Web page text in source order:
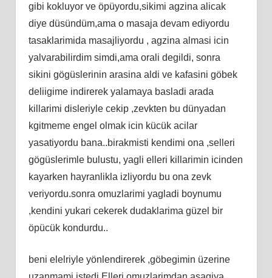
gibi kokluyor ve öpüyordu,sikimi agzina alicak
diye düsündüm,ama o masaja devam ediyordu
tasaklarimida masajliyordu , agzina almasi icin
yalvarabilirdim simdi,ama orali degildi, sonra
sikini gögüslerinin arasina aldi ve kafasini göbek
deliigime indirerek yalamaya basladi arada
killarimi disleriyle cekip ,zevkten bu dünyadan
kgitmeme engel olmak icin kücük acilar
yasatiyordu bana..birakmisti kendimi ona ,selleri
gögüslerimle bulustu, yagli elleri killarimin icinden
kayarken hayranlikla izliyordu bu ona zevk
veriyordu.sonra omuzlarimi yagladi boynumu
,kendini yukari cekerek dudaklarima güzel bir
öpücük kondurdu..
beni elelriyle yönlendirerek ,göbegimin üzerine